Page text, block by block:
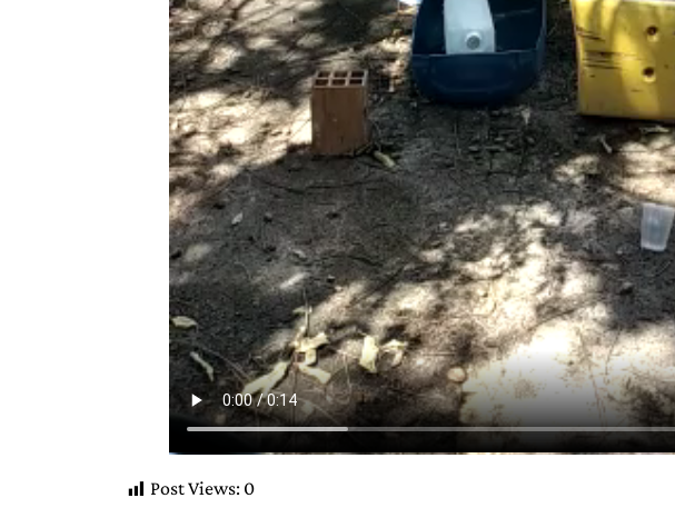
Post Views: 0